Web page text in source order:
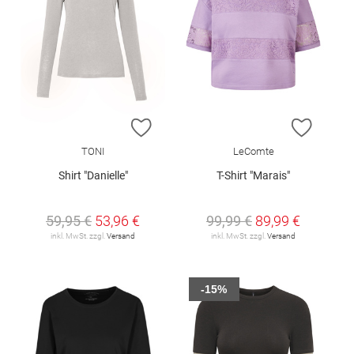
ZUR WUNSCHLISTE HINZUFÜGEN
TONI
Shirt "Danielle"
59,95 € 53,96 €
inkl. MwSt. zzgl. Versand
ZUR
LeComte
T-Shirt "Marais"
99,99 € 89,99 €
inkl. MwSt. zzgl. Versand
-15%